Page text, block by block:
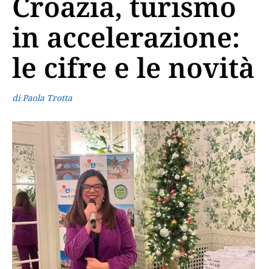
in accelerazione:
le cifre e le novità
di Paola Trotta